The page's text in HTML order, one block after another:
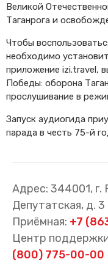
Cхемы обращения
пригородных
Справочник по
остановочным
станциям
Великой
Таганрога и
Чтобы
необходимо
приложение izi.travel,
Победы: оборона
прослушивание в
Запуск аудиогида
парада в честь 75-й
Адрес: 344001, г.
Депутатская, д. 3
Приёмная: +7
Центр
(800) 775-00-00